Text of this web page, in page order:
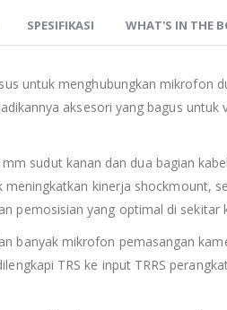
SPESIFIKASI WHAT'S IN THE
untuk menghubungkan mikrofon
aksesori yang bagus
sudut kanan dan dua bagian
kinerja shockmount,
pemosisian yang optimal di sekitar
banyak mikrofon pemasangan
TRS ke input TRRS